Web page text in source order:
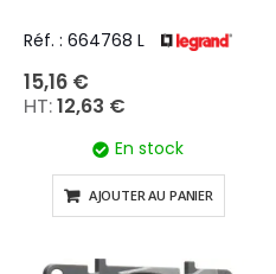
Réf. : 664768 L
15,16 €
12,63 €
En stock
AJOUTER AU PANIER